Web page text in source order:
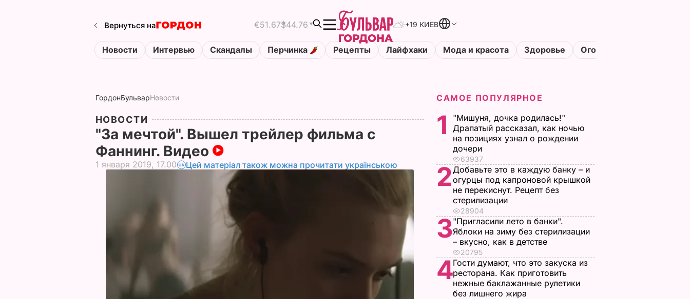
Вернуться на €51.67$44.76 +19 КИЕВ
Новости Интервью Скандалы Перчинка Рецепты Лайфхаки Мода и красота Здоровье Огороды
ГордонБульварНовости
НОВОСТИ
"За мечтой". Вышел трейлер фильма с
Фаннинг. Видео
1 января 2019, 17.00 Цей матеріал також можна прочитати українською
САМОЕ ПОПУЛЯРНОЕ
1
"Мишуня, дочка родилась!"
Драпатый рассказал, как ночью
на позициях узнал о рождении
дочери
63937
2Добавьте это в каждую банку – и
огурцы под капроновой крышкой
не перекиснут. Рецепт без
стерилизации
28904
3"Пригласили лето в банки".
Яблоки на зиму без стерилизации
– вкусно, как в детстве
20795
4Гости думают, что это закуска из
ресторана. Как приготовить
нежные баклажанные рулетики
без лишнего жира